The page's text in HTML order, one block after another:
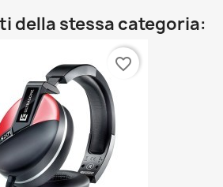
della stessa categoria:
favorite_border